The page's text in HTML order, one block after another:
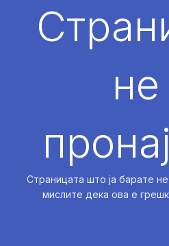
Страницата што ја барате
мислите дека ова е